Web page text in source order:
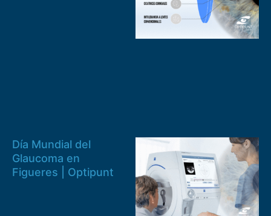
Día Mundial del
Glaucoma en
Figueres | Optipunt